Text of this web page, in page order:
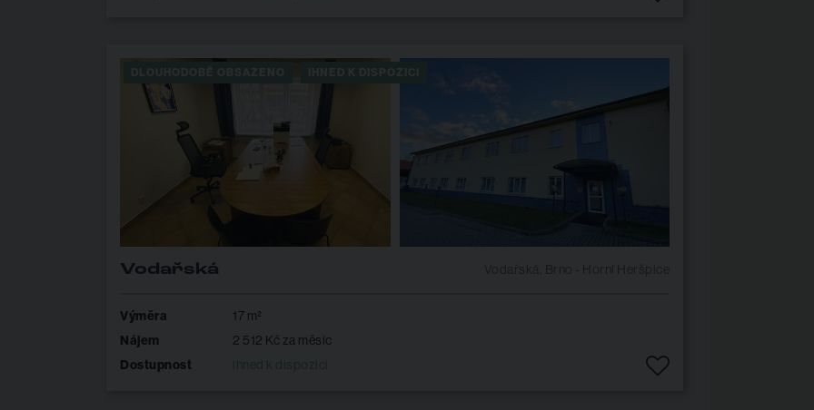
Vodařská
Výměra 17 m²
Nájem 2 512 Kč za měsíc
Dostupnost